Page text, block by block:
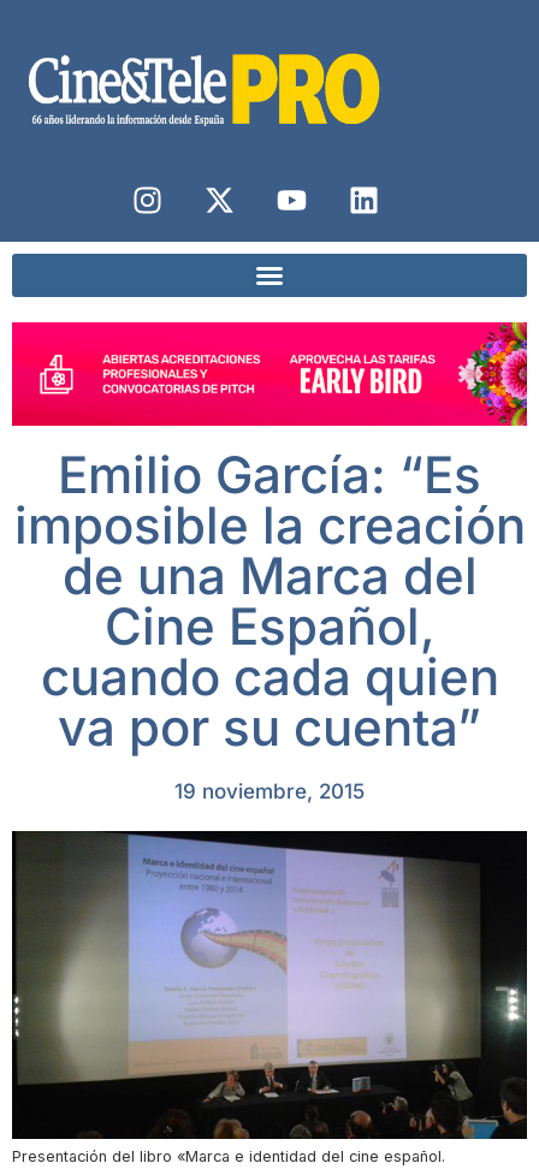
Emilio García: “Es
imposible la creación
de una Marca del
Cine Español,
cuando cada quien
va por su cuenta”
19 noviembre, 2015
Presentación del libro «Marca e identidad del cine español.